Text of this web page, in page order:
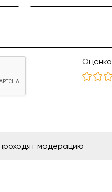
Оценка
модерацию